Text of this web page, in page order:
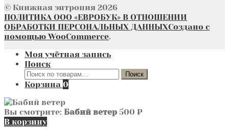
© Книжная энтропия 2026
ПОЛИТИКА ООО «ЕВРОБУК» В ОТНОШЕНИИ
ОБРАБОТКИ ПЕРСОНАЛЬНЫХ ДАННЫХСоздано с
помощью WooCommerce.
Моя учётная запись
Поиск
Искать:
Поиск
Корзина 0
Вы смотрите: Бабий ветер 500 ₽
В корзину